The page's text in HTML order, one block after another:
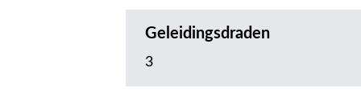
Geleidingsdraden
3